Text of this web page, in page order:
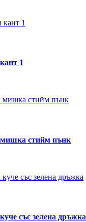
1
стийм пънк
със зелена дръжка